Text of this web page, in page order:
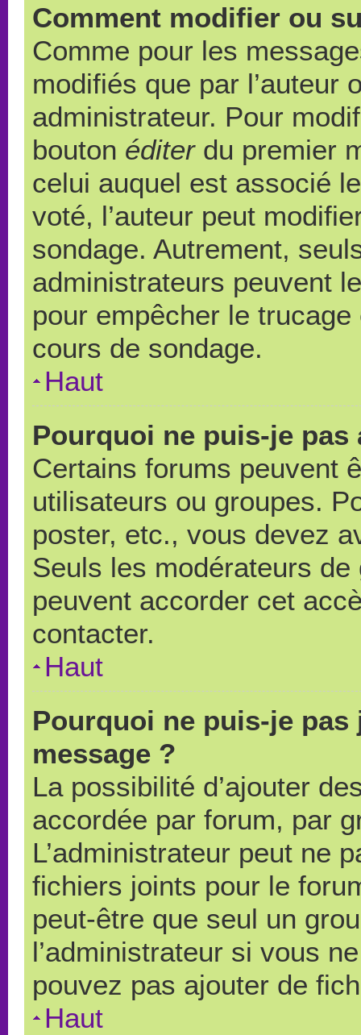
Comment modifier ou
Comme pour les
modifiés que par l’auteur
administrateur. Pour
bouton éditerdu premier
celui auquel est associé
voté, l’auteur peut
sondage. Autrement,
administrateurs peuvent
pour empêcher le
cours de sondage.
Haut
Pourquoi ne puis-je
Certains forums peuvent
utilisateurs ou groupes.
poster, etc., vous devez
Seuls les modérateurs
peuvent accorder cet
contacter.
Haut
Pourquoi ne puis-je
message ?
La possibilité d’ajouter
accordée par forum, par
L’administrateur peut ne
fichiers joints pour le
peut-être que seul un
l’administrateur si vous
pouvez pas ajouter de
Haut